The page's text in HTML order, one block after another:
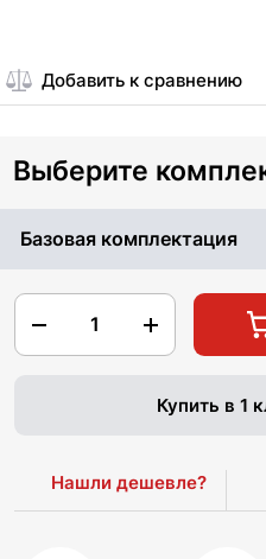
Добавить к сравнению
Выберите
Базовая комплектация
1
Купить в 1
Нашли дешевле?